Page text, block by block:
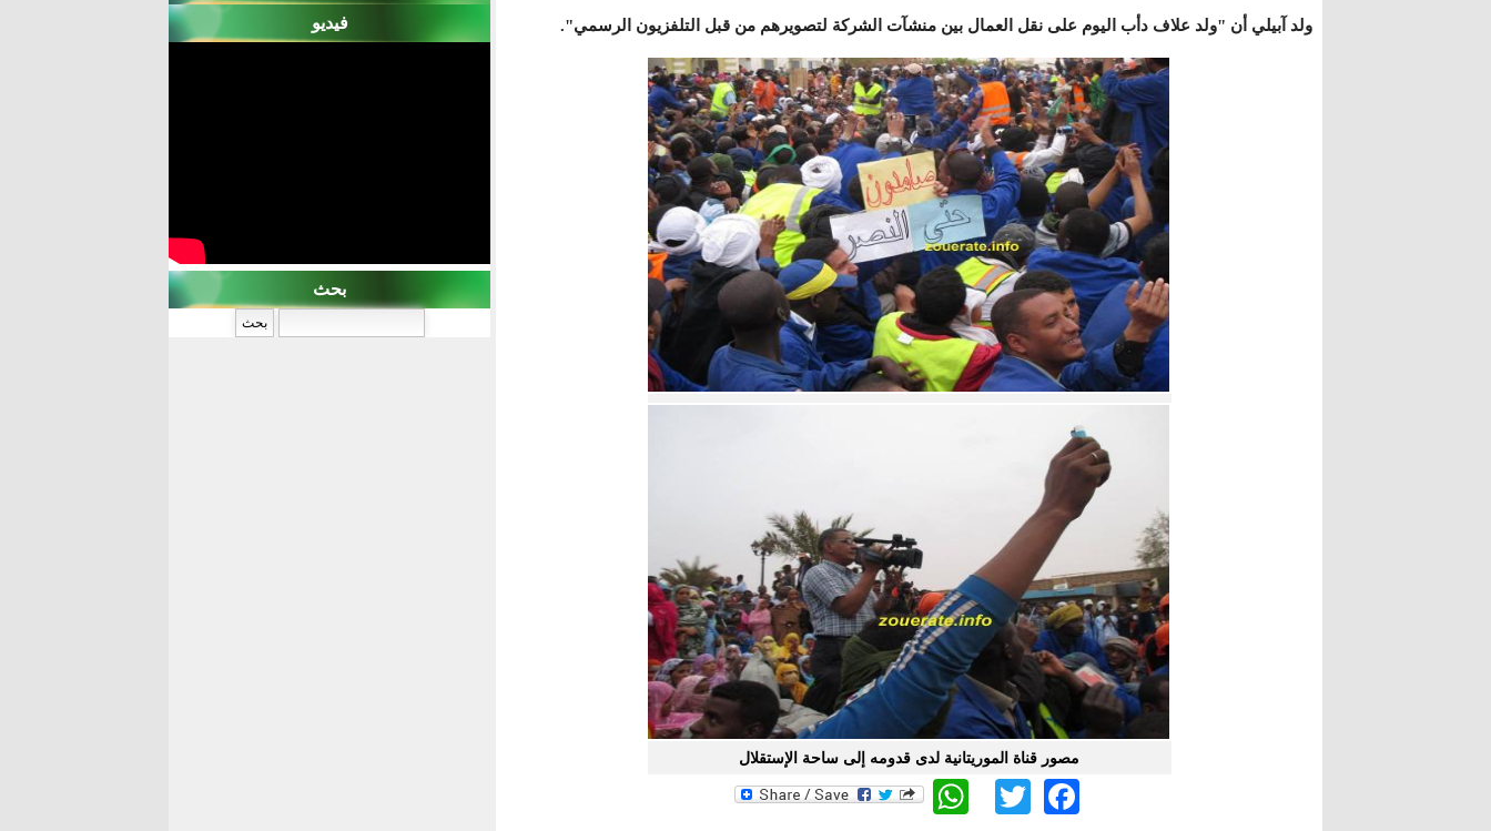
فيديو
بحث
ولد آبيلي أن "ولد علاف دأب اليوم على نقل العمال بين منشآت الشركة لتصويرهم من قبل التلفزيون الرسمي".
مصور قناة الموريتانية لدى قدومه إلى ساحة الإستقلال
Facebook
Twitter
WhatsApp